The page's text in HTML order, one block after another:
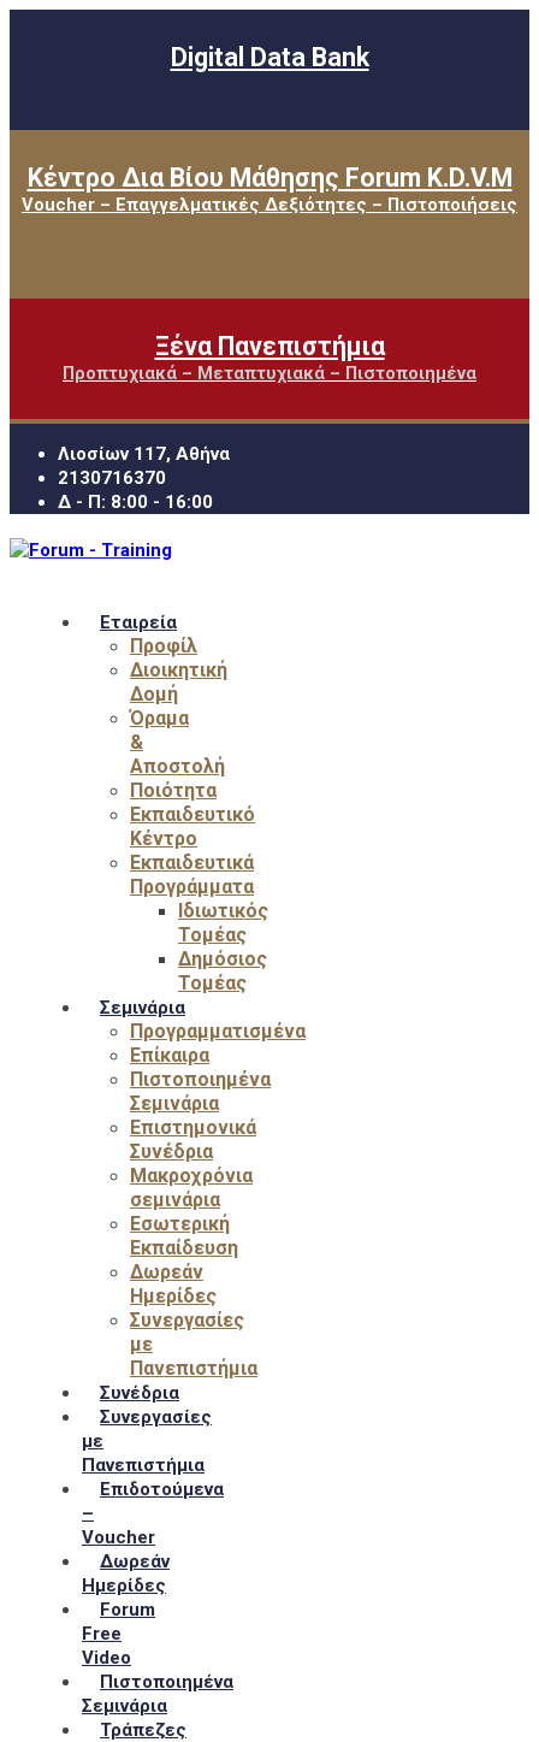
Digital Data Bank
Κέντρο Δια Βίου Μάθησης Forum K.D.V.M
Voucher – Επαγγελματικές Δεξιότητες – Πιστοποιήσεις
Ξένα Πανεπιστήμια
Προπτυχιακά – Μεταπτυχιακά – Πιστοποιημένα
Λιοσίων 117, Αθήνα
2130716370
Δ - Π: 8:00 - 16:00
Εταιρεία
Προφίλ
Διοικητική
Δομή
Όραμα
&
Αποστολή
Ποιότητα
Εκπαιδευτικό
Κέντρο
Εκπαιδευτικά
Προγράμματα
Ιδιωτικός
Τομέας
Δημόσιος
Τομέας
Σεμινάρια
Προγραμματισμένα
Επίκαιρα
Πιστοποιημένα
Σεμινάρια
Επιστημονικά
Συνέδρια
Μακροχρόνια
σεμινάρια
Εσωτερική
Εκπαίδευση
Δωρεάν
Ημερίδες
Συνεργασίες
με
Πανεπιστήμια
Συνέδρια
Συνεργασίες
με
Πανεπιστήμια
Επιδοτούμενα
–
Voucher
Δωρεάν
Ημερίδες
Forum
Free
Video
Πιστοποιημένα
Σεμινάρια
Τράπεζες